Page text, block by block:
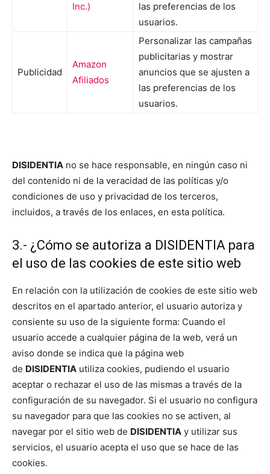
Inc.)
las preferencias de los
usuarios.
Publicidad
Amazon
Afiliados
Personalizar las campañas
publicitarias y mostrar
anuncios que se ajusten a
las preferencias de los
usuarios.
DISIDENTIA no se hace responsable, en ningún caso ni
del contenido ni de la veracidad de las políticas y/o
condiciones de uso y privacidad de los terceros,
incluidos, a través de los enlaces, en esta política.
3.- ¿Cómo se autoriza a DISIDENTIA para
el uso de las cookies de este sitio web
En relación con la utilización de cookies de este sitio web
descritos en el apartado anterior, el usuario autoriza y
consiente su uso de la siguiente forma: Cuando el
usuario accede a cualquier página de la web, verá un
aviso donde se indica que la página web
de DISIDENTIA utiliza cookies, pudiendo el usuario
aceptar o rechazar el uso de las mismas a través de la
configuración de su navegador. Si el usuario no configura
su navegador para que las cookies no se activen, al
navegar por el sitio web de DISIDENTIA y utilizar sus
servicios, el usuario acepta el uso que se hace de las
cookies.